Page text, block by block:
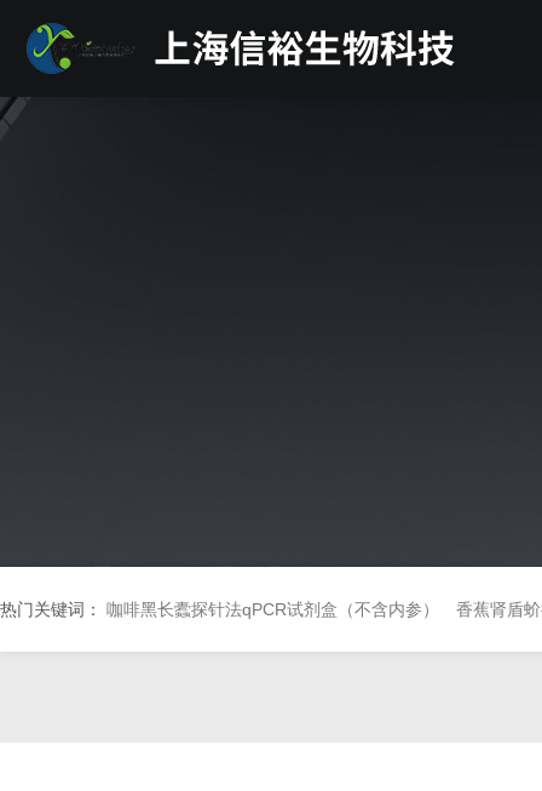
热门关键词： 咖啡黑长蠹探针法qPCR试剂盒（不含内参） 香蕉肾盾